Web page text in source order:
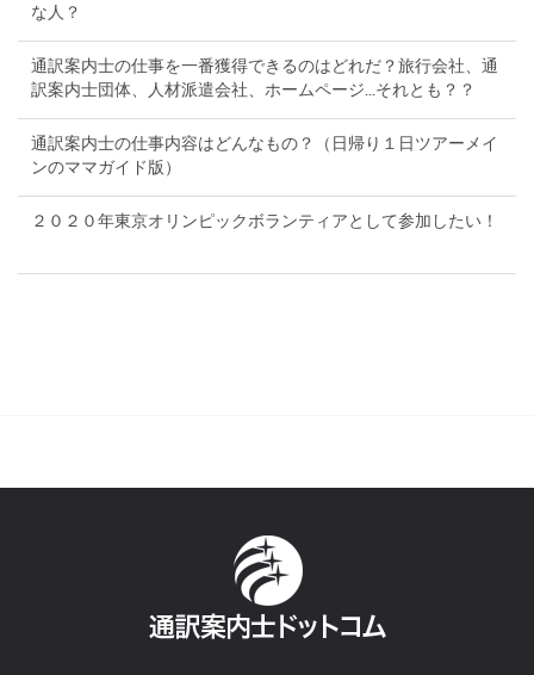
な人？
通訳案内士の仕事を一番獲得できるのはどれだ？旅行会社、通
訳案内士団体、人材派遣会社、ホームページ...それとも？？
通訳案内士の仕事内容はどんなもの？（日帰り１日ツアーメイ
ンのママガイド版）
２０２０年東京オリンピックボランティアとして参加したい！